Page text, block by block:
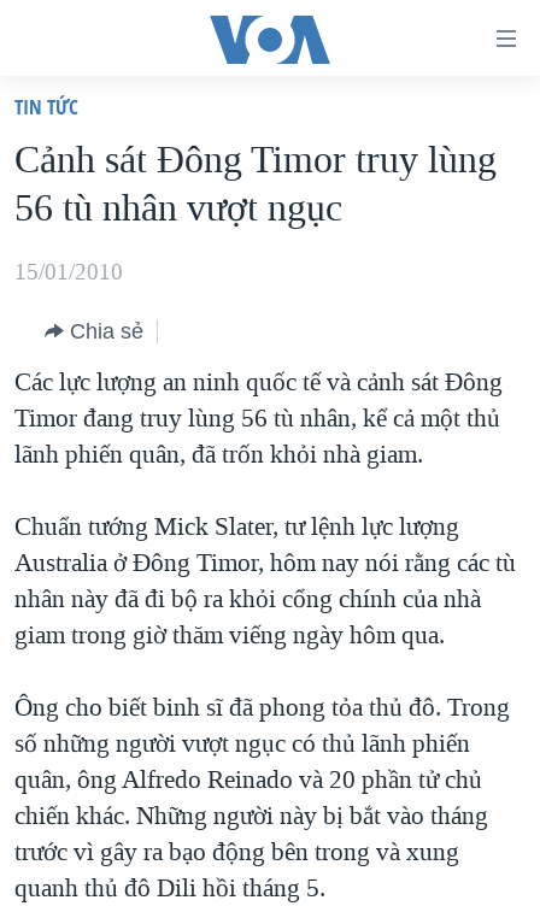
truy
cập
Tới
dung
chính
điều
hướng
chính
tới
"Tìm"
VIỆT NAM
HOA KỲ
BIỂN ĐÔNG
BLOG
DIỄN ĐÀN
MỤC
VẠCH TRẦN TIN GIẢ
NGƯỜI VIỆT HẢI NGOẠI
ĐỜI SỐNG
KHOA HỌC
SỨC KHOẺ
VĂN HOÁ
THỂ THAO
GIÁO DỤC
CHUYÊN ĐỀ
CHIẾN TRANH THƯƠNG MẠI CỦA MỸ: QUÁ KHỨ VÀ HIỆN
HÀNH TRÌNH BẦU CỬ 2024
MỘT NĂM CHIẾN TRANH TẠI DẢI GAZA
NGÀY TỊ NẠN THẾ GIỚI
TRỊNH VĨNH BÌNH - NGƯỜI HẠ 'BÊN THẮNG CUỘC'
GROUND ZERO – XƯA VÀ NAY
CHI PHÍ CHIẾN TRANH AFGHANISTAN
CÁC GIÁ TRỊ CỘNG HÒA Ở VIỆT NAM
HỌC TIẾNG ANH
VIDEO
NGHE
Ngôn ngữ khác
TIN TỨC
Cảnh sát Đông Timor truy lùng
56 tù nhân vượt ngục
15/01/2010
Chia sẻ
Các lực lượng an ninh quốc tế và cảnh sát Đông
Timor đang truy lùng 56 tù nhân, kể cả một thủ
lãnh phiến quân, đã trốn khỏi nhà giam.
Chuẩn tướng Mick Slater, tư lệnh lực lượng
Australia ở Đông Timor, hôm nay nói rằng các tù
nhân này đã đi bộ ra khỏi cổng chính của nhà
giam trong giờ thăm viếng ngày hôm qua.
Ông cho biết binh sĩ đã phong tỏa thủ đô. Trong
số những người vượt ngục có thủ lãnh phiến
quân, ông Alfredo Reinado và 20 phần tử chủ
chiến khác. Những người này bị bắt vào tháng
trước vì gây ra bạo động bên trong và xung
quanh thủ đô Dili hồi tháng 5.